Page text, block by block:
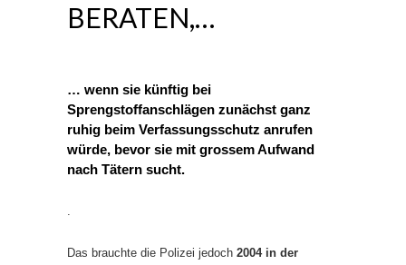
BERATEN,…
… wenn sie künftig bei
Sprengstoffanschlägen zunächst ganz
ruhig beim Verfassungsschutz anrufen
würde, bevor sie mit grossem Aufwand
nach Tätern sucht.
.
Das brauchte die Polizei jedoch 2004 in der